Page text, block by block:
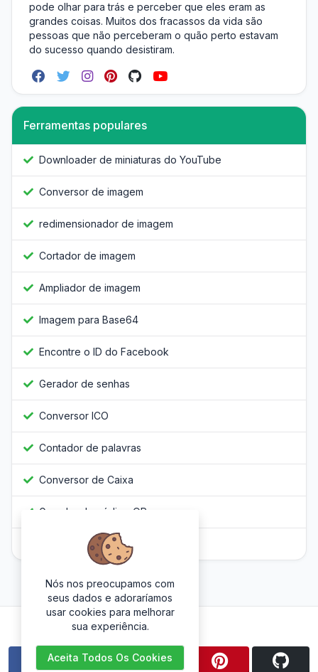
pode olhar para trás e perceber que eles eram as
grandes coisas. Muitos dos fracassos da vida são
pessoas que não perceberam o quão perto estavam
do sucesso quando desistiram.
Ferramentas populares
Downloader de miniaturas do YouTube
Conversor de imagem
redimensionador de imagem
Cortador de imagem
Ampliador de imagem
Imagem para Base64
Encontre o ID do Facebook
Gerador de senhas
Conversor ICO
Contador de palavras
Conversor de Caixa
Gerador de código QR
Javascript Obfuscator
Siga-nos
Nós nos preocupamos com
seus dados e adoraríamos
usar cookies para melhorar
sua experiência.
Aceita Todos Os Cookies